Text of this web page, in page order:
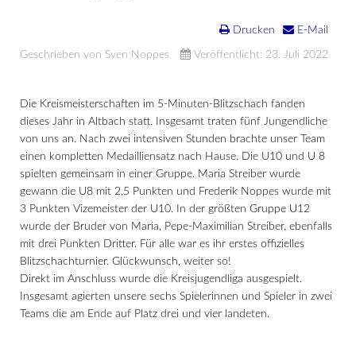
Drucken E-Mail
Geschrieben von Sven Noppes Veröffentlicht: 23. Juli 2022
Die Kreismeisterschaften im 5-Minuten-Blitzschach fanden
dieses Jahr in Altbach statt. Insgesamt traten fünf Jungendliche
von uns an. Nach zwei intensiven Stunden brachte unser Team
einen kompletten Medailliensatz nach Hause. Die U10 und U 8
spielten gemeinsam in einer Gruppe. Maria Streiber wurde
gewann die U8 mit 2,5 Punkten und Frederik Noppes wurde mit
3 Punkten Vizemeister der U10. In der größten Gruppe U12
wurde der Bruder von Maria, Pepe-Maximilian Streiber, ebenfalls
mit drei Punkten Dritter. Für alle war es ihr erstes offizielles
Blitzschachturnier. Glückwunsch, weiter so!
Direkt im Anschluss wurde die Kreisjugendliga ausgespielt.
Insgesamt agierten unsere sechs Spielerinnen und Spieler in zwei
Teams die am Ende auf Platz drei und vier landeten.